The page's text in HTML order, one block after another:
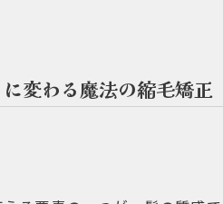
変わる魔法の縮毛矯正